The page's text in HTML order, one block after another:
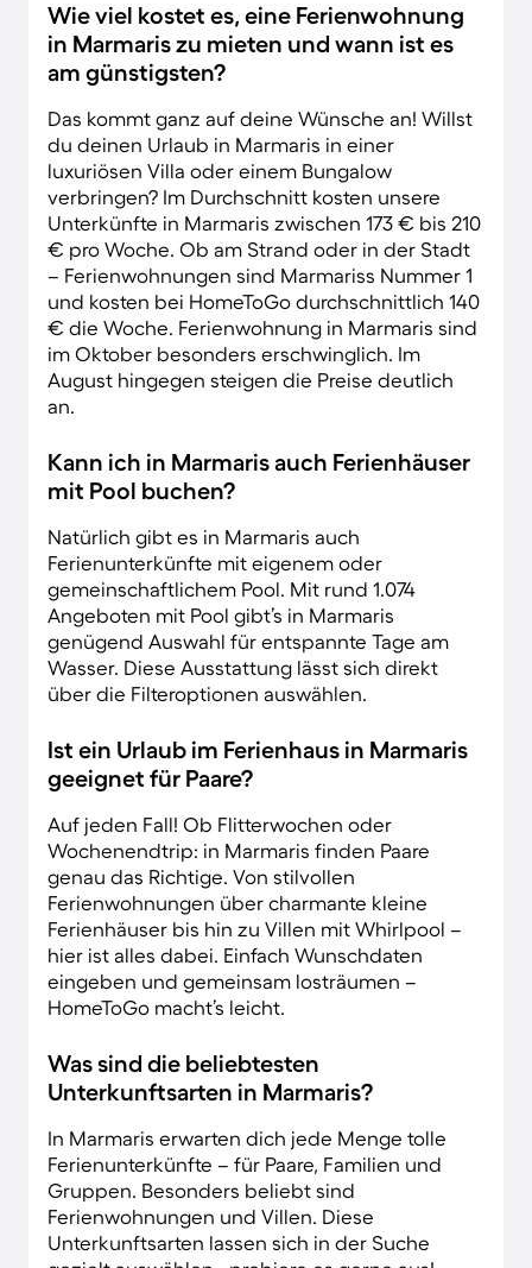
Wie viel kostet es, eine Ferienwohnung
in Marmaris zu mieten und wann ist es
am günstigsten?
Das kommt ganz auf deine Wünsche an! Willst
du deinen Urlaub in Marmaris in einer
luxuriösen Villa oder einem Bungalow
verbringen? Im Durchschnitt kosten unsere
Unterkünfte in Marmaris zwischen 173 € bis 210
€ pro Woche. Ob am Strand oder in der Stadt
– Ferienwohnungen sind Marmariss Nummer 1
und kosten bei HomeToGo durchschnittlich 140
€ die Woche. Ferienwohnung in Marmaris sind
im Oktober besonders erschwinglich. Im
August hingegen steigen die Preise deutlich
an.
Kann ich in Marmaris auch Ferienhäuser
mit Pool buchen?
Natürlich gibt es in Marmaris auch
Ferienunterkünfte mit eigenem oder
gemeinschaftlichem Pool. Mit rund 1.074
Angeboten mit Pool gibt’s in Marmaris
genügend Auswahl für entspannte Tage am
Wasser. Diese Ausstattung lässt sich direkt
über die Filteroptionen auswählen.
Ist ein Urlaub im Ferienhaus in Marmaris
geeignet für Paare?
Auf jeden Fall! Ob Flitterwochen oder
Wochenendtrip: in Marmaris finden Paare
genau das Richtige. Von stilvollen
Ferienwohnungen über charmante kleine
Ferienhäuser bis hin zu Villen mit Whirlpool –
hier ist alles dabei. Einfach Wunschdaten
eingeben und gemeinsam losträumen –
HomeToGo macht’s leicht.
Was sind die beliebtesten
Unterkunftsarten in Marmaris?
In Marmaris erwarten dich jede Menge tolle
Ferienunterkünfte – für Paare, Familien und
Gruppen. Besonders beliebt sind
Ferienwohnungen und Villen. Diese
Unterkunftsarten lassen sich in der Suche